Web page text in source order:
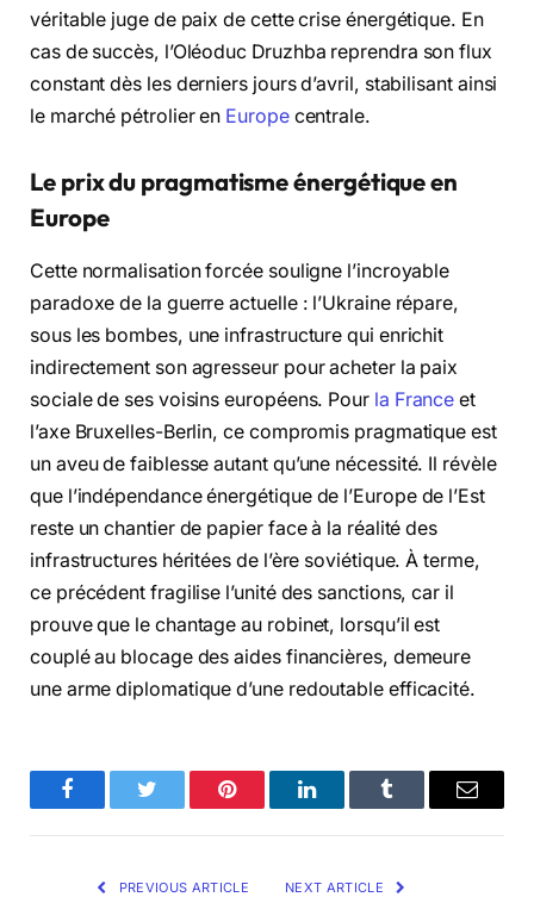
véritable juge de paix de cette crise énergétique. En
cas de succès, l’Oléoduc Druzhba reprendra son flux
constant dès les derniers jours d’avril, stabilisant ainsi
le marché pétrolier en Europecentrale.
Le prix du pragmatisme énergétique en
Europe
Cette normalisation forcée souligne l’incroyable
paradoxe de la guerre actuelle : l’Ukraine répare,
sous les bombes, une infrastructure qui enrichit
indirectement son agresseur pour acheter la paix
sociale de ses voisins européens. Pour la France et
l’axe Bruxelles-Berlin, ce compromis pragmatique est
un aveu de faiblesse autant qu’une nécessité. Il révèle
que l’indépendance énergétique de l’Europe de l’Est
reste un chantier de papier face à la réalité des
infrastructures héritées de l’ère soviétique. À terme,
ce précédent fragilise l’unité des sanctions, car il
prouve que le chantage au robinet, lorsqu’il est
couplé au blocage des aides financières, demeure
une arme diplomatique d’une redoutable efficacité.
FacebookTwitter Pinterest LinkedInTumblr Email
PREVIOUS ARTICLE NEXT ARTICLE